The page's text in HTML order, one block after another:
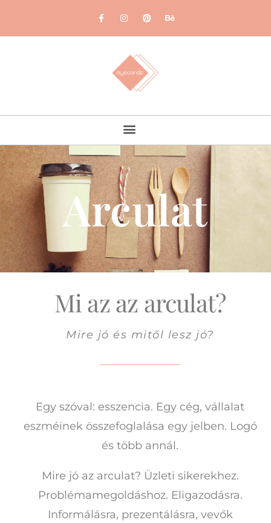
Arculat
Mi az az arculat?
Mire jó és mitől lesz jó?
Egy szóval: esszencia. Egy cég, vállalat
eszméinek összefoglalása egy jelben. Logó
és több annál.
Mire jó az arculat? Üzleti sikerekhez.
Problémamegoldáshoz. Eligazodásra.
Informálásra, prezentálásra, vevők